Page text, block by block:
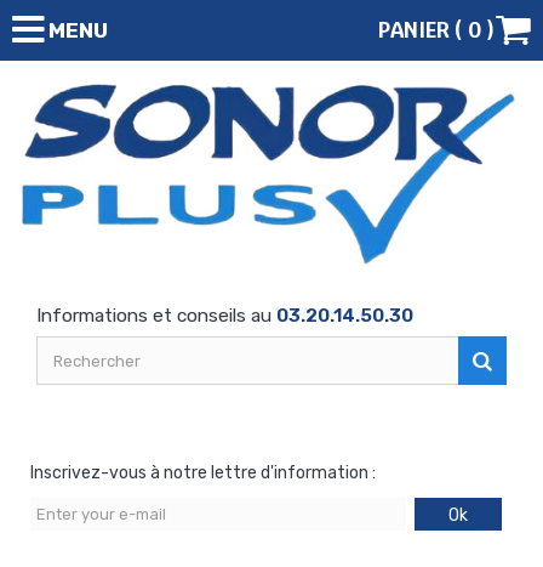
MENU PANIER ( 0 )
Informations et conseils au 03.20.14.50.30
Inscrivez-vous à notre lettre d'information :
Ok